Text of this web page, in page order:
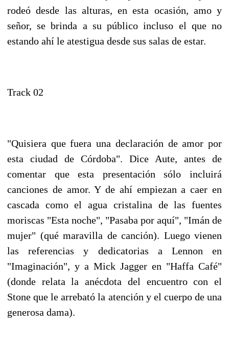
rodeó desde las alturas, en esta ocasión, amo y
señor, se brinda a su público incluso el que no
estando ahí le atestigua desde sus salas de estar.
Track 02
"Quisiera que fuera una declaración de amor por
esta ciudad de Córdoba". Dice Aute, antes de
comentar que esta presentación sólo incluirá
canciones de amor. Y de ahí empiezan a caer en
cascada como el agua cristalina de las fuentes
moriscas "Esta noche", "Pasaba por aquí", "Imán de
mujer" (qué maravilla de canción). Luego vienen
las referencias y dedicatorias a Lennon en
"Imaginación", y a Mick Jagger en "Haffa Café"
(donde relata la anécdota del encuentro con el
Stone que le arrebató la atención y el cuerpo de una
generosa dama).